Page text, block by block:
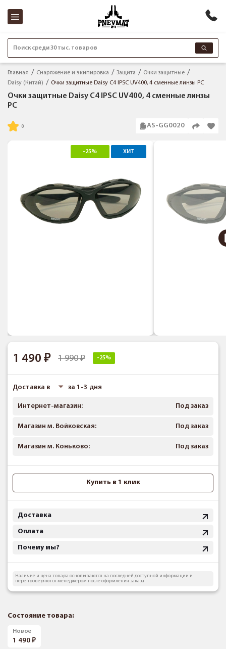
Поиск среди 30 тыс. товаров
Главная Снаряжение и экипировка Защита
Очки защитные
Daisy (Китай)
Очки защитные Daisy C4 IPSC UV400, 4 сменные линзы PC
Очки защитные Daisy C4 IPSC UV400, 4 сменные линзы
PC
AS-GG0020
-25% ХИТ
1 490 1 990 -25%
Доставка в за 1-3 дня
Интернет-магазин: Под заказ
Магазин м. Войковская: Под заказ
Магазин м. Коньково: Под заказ
Купить в 1 клик
Доставка
Оплата
Почему мы?
Наличие и цена товара основываются на последней доступной информации и
перепроверяются менеджером после оформления заказа
Состояние товара:
Новое
1 490